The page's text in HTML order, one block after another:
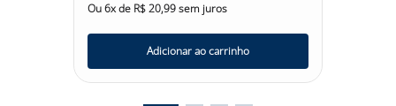
Ou6x de R$20,99sem juros
Adicionar ao carrinho